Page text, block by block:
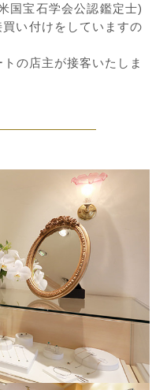
国宝石学会公認鑑定士)
い付けをしていますの
の店主が接客いたしま